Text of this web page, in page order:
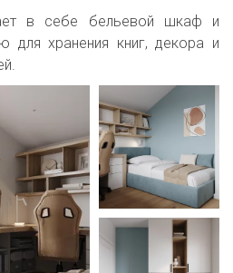
в себе бельевой шкаф и
для хранения книг, декора и